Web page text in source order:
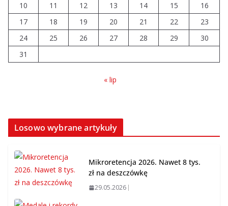
Brylant dla Turku? 255. miejsce
trudno uznać za sukces
07.08.2026
10
11 12 13 14 15
16
17
18 19 20 21 22
23
24
25 26 27 28 29
30
31
« lip
Losowo wybrane artykuły
Mikroretencja 2026. Nawet 8 tys.
zł na deszczówkę
29.05.2026